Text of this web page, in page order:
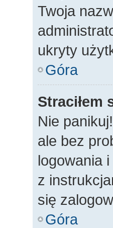
Twoja
ukryty
Góra
Straciłem
Nie
ale bez
logowania
z
się
Góra